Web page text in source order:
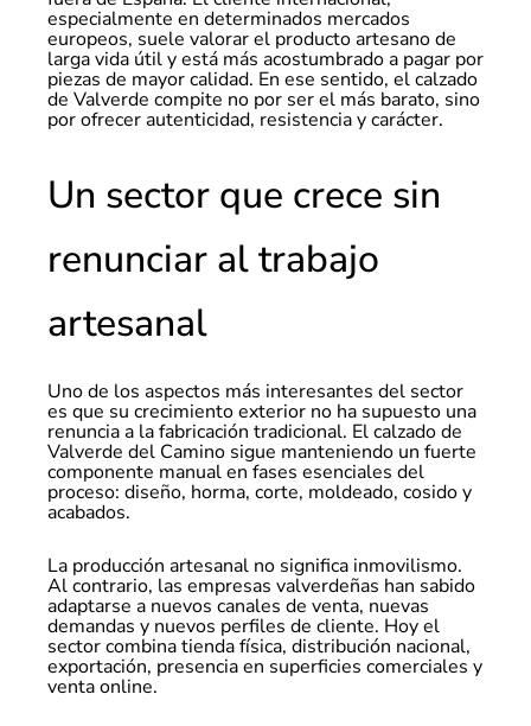
especialmente en determinados mercados
europeos, suele valorar el producto artesano de
larga vida útil y está más acostumbrado a pagar por
piezas de mayor calidad. En ese sentido, el calzado
de Valverde compite no por ser el más barato, sino
por ofrecer autenticidad, resistencia y carácter.
Un sector que crece sin
renunciar al trabajo
artesanal
Uno de los aspectos más interesantes del sector
es que su crecimiento exterior no ha supuesto una
renuncia a la fabricación tradicional. El calzado de
Valverde del Camino sigue manteniendo un fuerte
componente manual en fases esenciales del
proceso: diseño, horma, corte, moldeado, cosido y
acabados.
La producción artesanal no significa inmovilismo.
Al contrario, las empresas valverdeñas han sabido
adaptarse a nuevos canales de venta, nuevas
demandas y nuevos perfiles de cliente. Hoy el
sector combina tienda física, distribución nacional,
exportación, presencia en superficies comerciales y
venta online.